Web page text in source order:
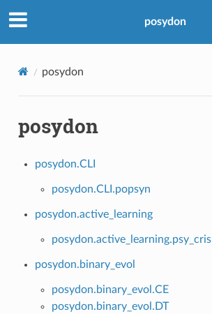
posydon
posydon
posydon
posydon.CLI
posydon.CLI.popsyn
posydon.active_learning
posydon.active_learning.psy_cris
posydon.binary_evol
posydon.binary_evol.CE
posydon.binary_evol.DT